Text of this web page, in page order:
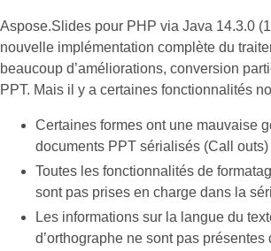
Aspose.Slides pour PHP via Java 14.3.0
nouvelle implémentation complète du
beaucoup d’améliorations, conversion
PPT. Mais il y a certaines fonctionnalités
Certaines formes ont une mauvaise
documents PPT sérialisés (Call outs)
Toutes les fonctionnalités de
sont pas prises en charge dans la
Les informations sur la langue du
d’orthographe ne sont pas